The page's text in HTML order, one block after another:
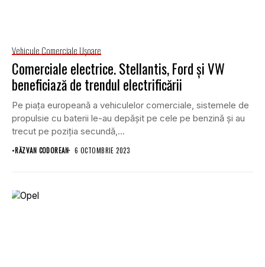
Vehicule Comerciale Uşoare
Comerciale electrice. Stellantis, Ford și VW
beneficiază de trendul electrificării
Pe piața europeană a vehiculelor comerciale, sistemele de
propulsie cu baterii le-au depășit pe cele pe benzină și au
trecut pe poziția secundă,...
•RĂZVAN CODOREAN 6 OCTOMBRIE 2023